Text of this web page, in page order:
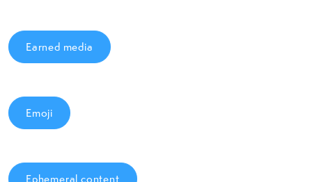
Earned media
Emoji
Ephemeral content